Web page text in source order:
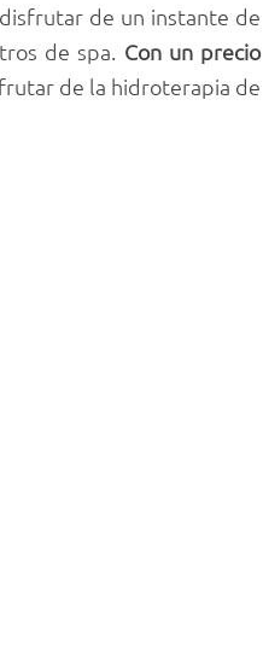
de un instante de
de spa. Con un precio
de la hidroterapia de